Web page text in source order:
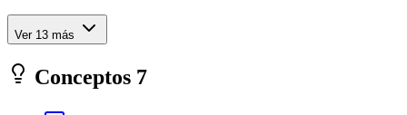
Ver 13 más
Conceptos 7